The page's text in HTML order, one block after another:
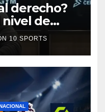
derecho?
nivel de
10 SPORTS